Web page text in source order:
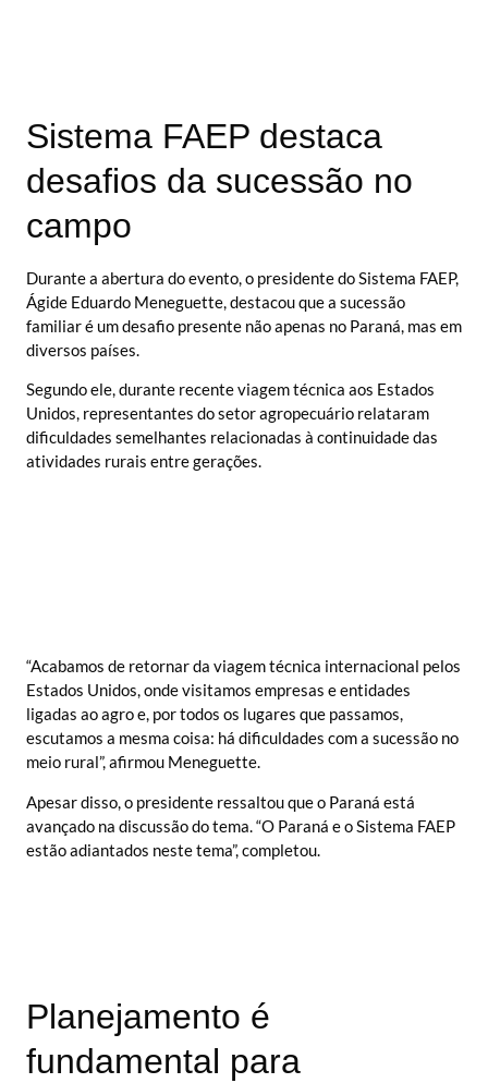
Sistema FAEP destaca
desafios da sucessão no
campo
Durante a abertura do evento, o presidente do Sistema FAEP,
Ágide Eduardo Meneguette, destacou que a sucessão
familiar é um desafio presente não apenas no Paraná, mas em
diversos países.
Segundo ele, durante recente viagem técnica aos Estados
Unidos, representantes do setor agropecuário relataram
dificuldades semelhantes relacionadas à continuidade das
atividades rurais entre gerações.
“Acabamos de retornar da viagem técnica internacional pelos
Estados Unidos, onde visitamos empresas e entidades
ligadas ao agro e, por todos os lugares que passamos,
escutamos a mesma coisa: há dificuldades com a sucessão no
meio rural”, afirmou Meneguette.
Apesar disso, o presidente ressaltou que o Paraná está
avançado na discussão do tema. “O Paraná e o Sistema FAEP
estão adiantados neste tema”, completou.
Planejamento é
fundamental para